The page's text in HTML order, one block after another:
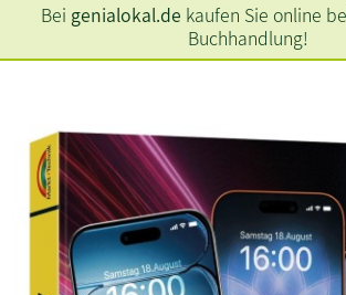
Bei genialokal.de kaufen Sie online
Buchhandlung!